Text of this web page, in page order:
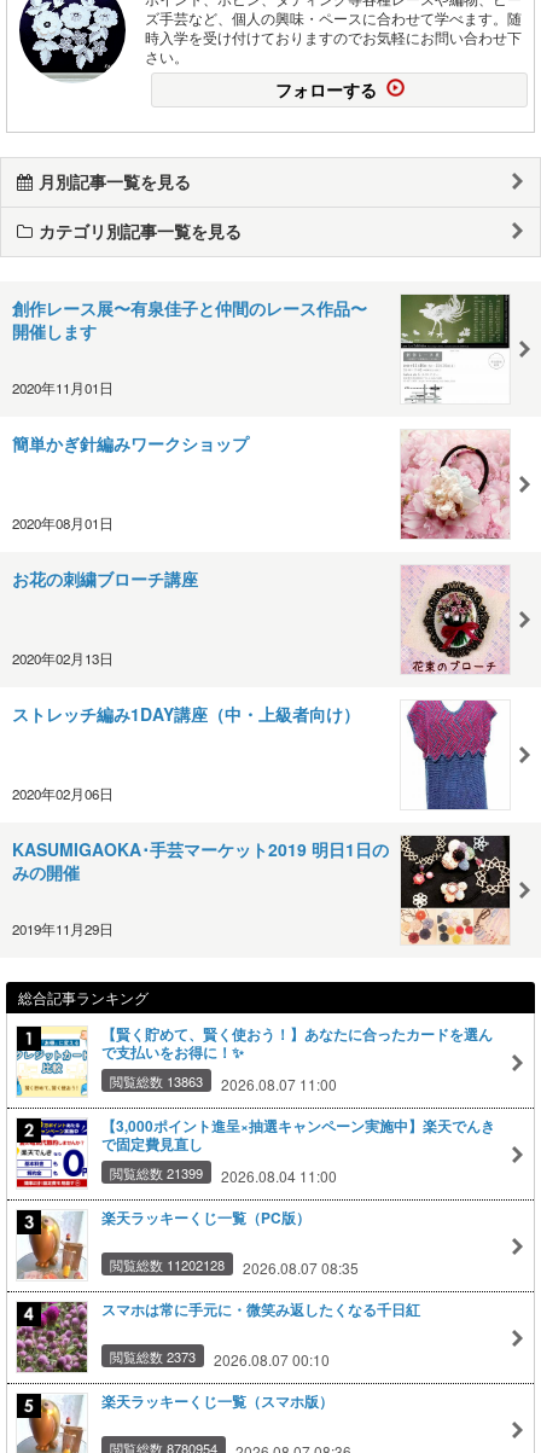
ズ手芸など、個人の興味・ペースに合わせて学べます。随
時入学を受け付けておりますのでお気軽にお問い合わせ下
さい。
フォローする
月別記事一覧を見る
カテゴリ別記事一覧を見る
創作レース展〜有泉佳子と仲間のレース作品〜
開催します
2020年11月01日
簡単かぎ針編みワークショップ
2020年08月01日
お花の刺繍ブローチ講座
2020年02月13日
ストレッチ編み1DAY講座（中・上級者向け）
2020年02月06日
KASUMIGAOKA･手芸マーケット2019 明日1日の
みの開催
2019年11月29日
総合記事ランキング
【賢く貯めて、賢く使おう！】あなたに合ったカードを選ん
で支払いをお得に！✨
閲覧総数 13863 2026.08.07 11:00
【3,000ポイント進呈×抽選キャンペーン実施中】楽天でんき
で固定費見直し
閲覧総数 21399 2026.08.04 11:00
楽天ラッキーくじ一覧（PC版）
閲覧総数 11202128 2026.08.07 08:35
スマホは常に手元に・微笑み返したくなる千日紅
閲覧総数 2373 2026.08.07 00:10
楽天ラッキーくじ一覧（スマホ版）
閲覧総数 8780954